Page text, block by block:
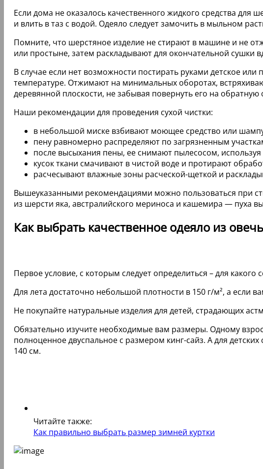
Если дома не оказалось качественного жидкого средства для
и влить в таз с водой. Одеяло следует замочить в мыльном
Помните, что шерстяное изделие не стирают в машине и не
или простыне, затем раскладывают для окончательной сушки
В случае если нет возможности постирать руками детское
температуре. Отжимают на минимальных оборотах,
деревянной плоскости, не забывая повернуть его на обратную
Наши рекомендации для проведения сухой чистки:
в небольшой миске взбивают моющее средство или
пену равномерно распределяют по загрязненным
после высыхания пены, ее снимают пылесосом, используя
кусок ткани смачивают в чистой воде и протирают
расчесывают влажные зоны расческой-щеткой и
Вышеуказанными рекомендациями можно пользоваться при
из шерсти яка, австралийского мериноса и кашемира — пуха
Как выбрать качественное одеяло из
Первое условие, с которым следует определиться – для какого
Для лета достаточно небольшой плотности в 150 г/м², а если
Не покупайте натуральные изделия для детей, страдающих
Обязательно изучите необходимые вам размеры. Одному
полноценное двуспальное с размером кинг-сайз. А для
140 см.
Читайте также:
Как правильно выбрать размер зимней куртки